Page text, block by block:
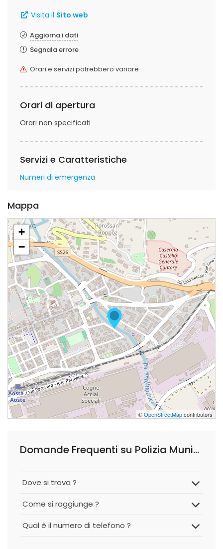
Visita il Sito web
Aggiorna i dati
Segnala errore
Orari e servizi potrebbero variare
Orari di apertura
Orari non specificati
Servizi e Caratteristiche
Numeri di emergenza
Mappa
+
−
©OpenStreetMapcontributors
Domande Frequenti su Polizia Municipale
Dove si trova ?
Come si raggiunge ?
Qual è il numero di telefono ?